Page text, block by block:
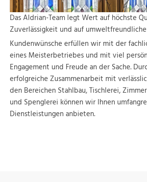
Das Aldrian-Team legt Wert auf höchste
Zuverlässigkeit und auf
Kundenwünsche erfüllen wir mit der
eines Meisterbetriebes und mit viel
Engagement und Freude an der Sache.
erfolgreiche Zusammenarbeit mit
den Bereichen Stahlbau, Tischlerei,
und Spenglerei können wir Ihnen
Dienstleistungen anbieten.